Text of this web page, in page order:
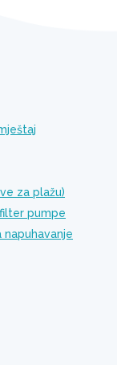
za plažu)
pumpe
napuhavanje